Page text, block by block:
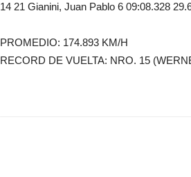
14 21 Gianini, Juan Pablo 6 09:08.328
PROMEDIO: 174.893 KM/H
RECORD DE VUELTA: NRO. 15